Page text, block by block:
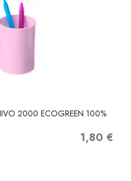
2000 ECOGREEN 100%
Precio
1,80 €